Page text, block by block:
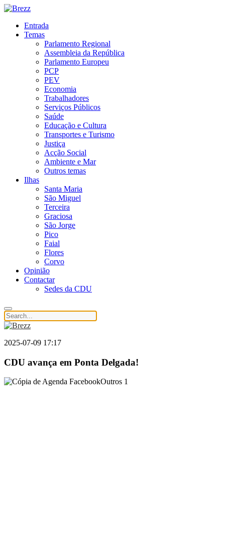
Entrada
Temas
Parlamento Regional
Assembleia da República
Parlamento Europeu
PCP
PEV
Economia
Trabalhadores
Serviços Públicos
Saúde
Educação e Cultura
Transportes e Turismo
Justiça
Acção Social
Ambiente e Mar
Outros temas
Ilhas
Santa Maria
São Miguel
Terceira
Graciosa
São Jorge
Pico
Faial
Flores
Corvo
Opinião
Contactar
Sedes da CDU
2025-07-09 17:17
CDU avança em Ponta Delgada!